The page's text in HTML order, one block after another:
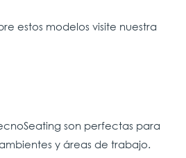
estos modelos visite nuestra
son perfectas para
y áreas de trabajo.